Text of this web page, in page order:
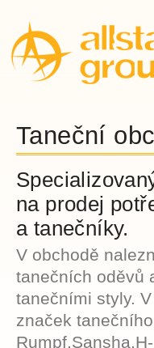
Taneční
na prodej
a tanečníky.
V obchodě
tanečních oděvů
tanečními styly.
značek